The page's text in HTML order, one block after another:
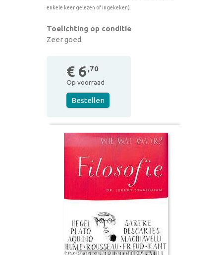
enkele keer gelezen of ingekeken)
Toelichting op conditie
Zeer goed.
€ 6 ,70
Op voorraad
Bestellen